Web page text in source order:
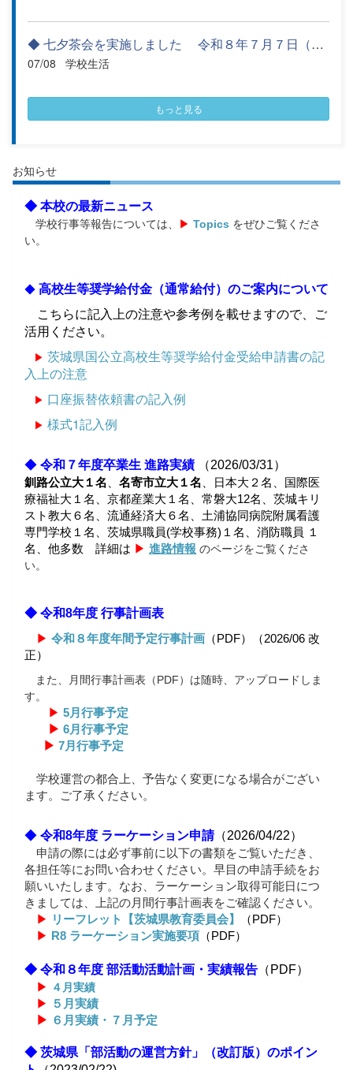
◆ 七夕茶会を実施しました 令和８年７月７日（火）茶道部主催...
07/08 学校生活
もっと見る
お知らせ
◆ 本校の最新ニュース
学校行事等報告については、 ▶ Topics をぜひご覧くださ
い。
◆ 高校生等奨学給付金（通常給付）のご案内について
こちらに記入上の注意や参考例を載せますので、ご
活用ください。
▶ 茨城県国公立高校生等奨学給付金受給申請書の記
入上の注意
▶ 口座振替依頼書の記入例
▶ 様式1記入例
◆ 令和７年度卒業生 進路実績 （2026/03/31）
釧路公立大１名 名寄市立大１名 、日本大２名、国際医
療福祉大１名、京都産業大１名、常磐大12名、茨城キリ
スト教大６名、流通経済大６名、土浦協同病院附属看護
専門学校１ 名、茨城県職員(学校事務)１名、消防職員 １
名、他多数 詳細は ▶ 進路情報 のページをご覧くださ
い。
◆ 令和8年度 行事計画表
▶ 令和８年度年間予定行事計画 （PDF）（2026/06 改
正）
また、月間行事計画表（PDF）は随時、アップロードしま
す。
▶ 5月行事予定
▶ 6月行事予定
▶ 7月行事予定
学校運営の都合上、予告なく変更になる場合がござい
ます。ご了承ください。
◆ 令和8年度 ラーケーション申請（2026/04/22）
申請の際には必ず事前に以下の書類をご覧いただき、
各担任等にお問い合わせください。 早目の申請手続をお
願いいたします。なお、ラーケーション取得可能日につ
きましては、上記の月間行事計画表をご確認ください。
▶
リーフレット【茨城県教育委員会】
（PDF）
▶
R8 ラーケーション実施要項 （PDF）
◆ 令和８年度 部活動活動計画・実績報告 （PDF）
▶
４月実績
▶
５月実績
▶ ６月実績・７月予定
◆ 茨城県「部活動の運営方針」（改訂版）のポイン